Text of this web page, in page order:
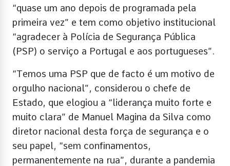
“quase um ano depois de programada pela
primeira vez” e tem como objetivo institucional
“agradecer à Polícia de Segurança Pública
(PSP) o serviço a Portugal e aos portugueses”.
“Temos uma PSP que de facto é um motivo de
orgulho nacional”, considerou o chefe de
Estado, que elogiou a “liderança muito forte e
muito clara” de Manuel Magina da Silva como
diretor nacional desta força de segurança e o
seu papel, “sem confinamentos,
permanentemente na rua”, durante a pandemia